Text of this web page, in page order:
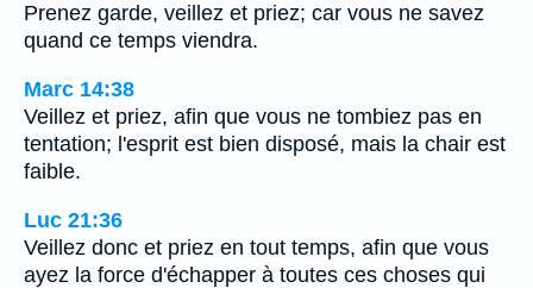
Prenez garde, veillez et priez; car vous ne savez
quand ce temps viendra.
Marc 14:38
Veillez et priez, afin que vous ne tombiez pas en
tentation; l'esprit est bien disposé, mais la chair est
faible.
Luc 21:36
Veillez donc et priez en tout temps, afin que vous
ayez la force d'échapper à toutes ces choses qui